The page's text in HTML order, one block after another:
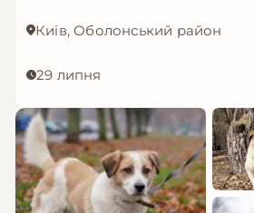
Київ, Оболонський район
29 липня